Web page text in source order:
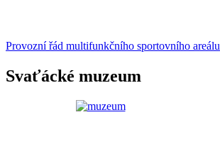
Provozní řád multifunkčního sportovního areálu
Svaťácké muzeum